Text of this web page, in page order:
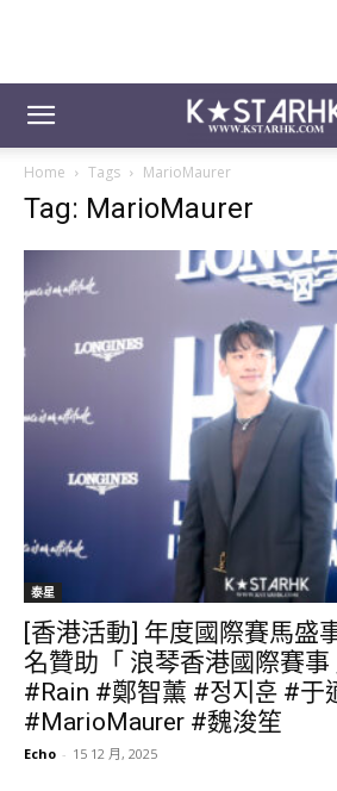
Home Tags MarioMaurer
Tag: MarioMaurer
泰星
[香港活動] 年度國際賽馬盛
名贊助「 浪琴香港國際賽
#Rain #鄭智薰 #정지훈 #于
#MarioMaurer #魏浚笙
Echo - 15 12 月, 2025